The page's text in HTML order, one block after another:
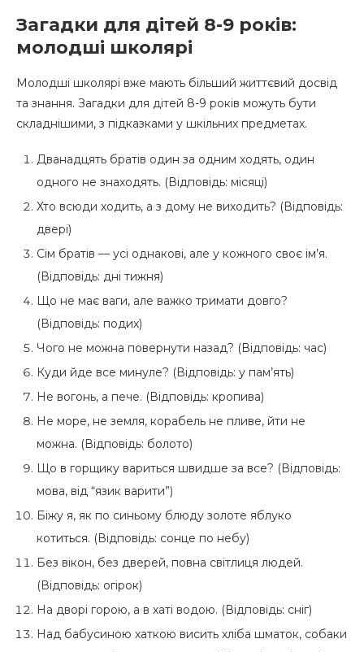
Загадки для дітей 8-9 років:
молодші школярі
Молодші школярі вже мають більший життєвий досвід
та знання. Загадки для дітей 8-9 років можуть бути
складнішими, з підказками у шкільних предметах.
Дванадцять братів один за одним ходять, один
одного не знаходять. (Відповідь: місяці)
Хто всюди ходить, а з дому не виходить? (Відповідь:
двері)
Сім братів — усі однакові, але у кожного своє ім’я.
(Відповідь: дні тижня)
Що не має ваги, але важко тримати довго?
(Відповідь: подих)
Чого не можна повернути назад? (Відповідь: час)
Куди йде все минуле? (Відповідь: у пам’ять)
Не вогонь, а пече. (Відповідь: кропива)
Не море, не земля, корабель не пливе, йти не
можна. (Відповідь: болото)
Що в горщику вариться швидше за все? (Відповідь:
мова, від “язик варити”)
Біжу я, як по синьому блюду золоте яблуко
котиться. (Відповідь: сонце по небу)
Без вікон, без дверей, повна світлиця людей.
(Відповідь: огірок)
На дворі горою, а в хаті водою. (Відповідь: сніг)
Над бабусиною хаткою висить хліба шматок, собаки